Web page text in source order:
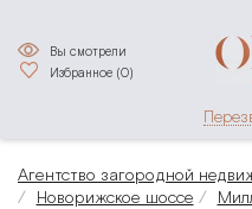
Избранное (0)
Вы смотрели
Агентство загородной
Новорижское шоссе